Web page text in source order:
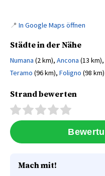
📍 In Google Maps öffnen
Städte in der Nähe
Numana (2 km), Ancona (13 km),
Teramo (96 km), Foligno (98 km)
Strand bewerten
Mach mit!